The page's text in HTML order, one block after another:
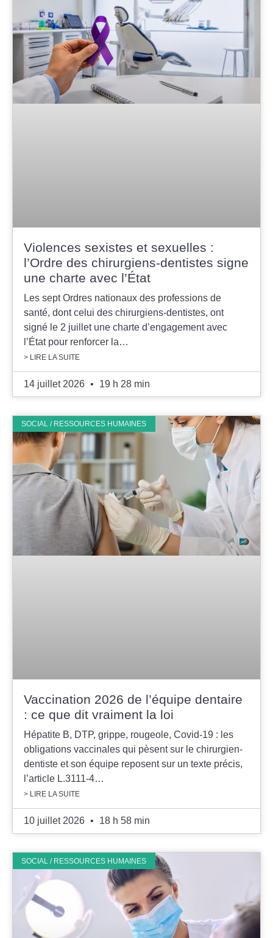
Violences sexistes et sexuelles :
l’Ordre des chirurgiens-dentistes signe
une charte avec l’État
Les sept Ordres nationaux des professions de
santé, dont celui des chirurgiens-dentistes, ont
signé le 2 juillet une charte d’engagement avec
l’État pour renforcer la…
> LIRE LA SUITE
14 juillet 2026 19 h 28 min
SOCIAL / RESSOURCES HUMAINES
Vaccination 2026 de l’équipe dentaire
: ce que dit vraiment la loi
Hépatite B, DTP, grippe, rougeole, Covid-19 : les
obligations vaccinales qui pèsent sur le chirurgien-
dentiste et son équipe reposent sur un texte précis,
l’article L.3111-4…
> LIRE LA SUITE
10 juillet 2026 18 h 58 min
SOCIAL / RESSOURCES HUMAINES